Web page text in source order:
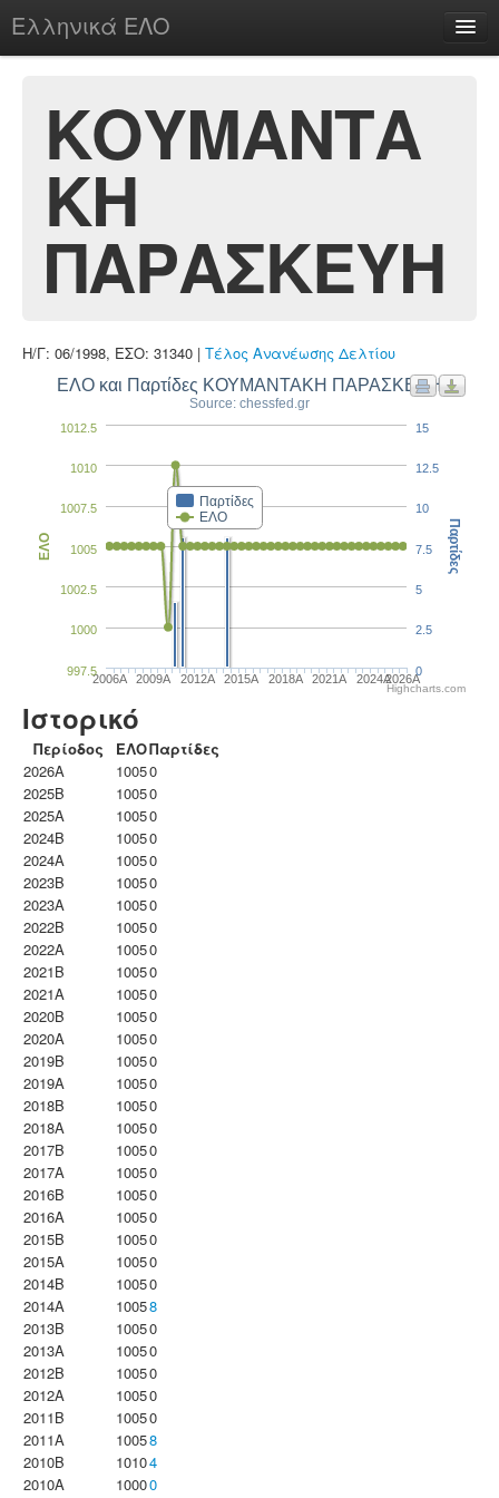
Ελληνικά ΕΛΟ
chesstu.be @ discord
Login
ΚΟΥΜΑΝΤΑ
ΚΗ
ΠΑΡΑΣΚΕΥΗ
Η/Γ: 06/1998, ΕΣΟ: 31340 | Τέλος Ανανέωσης Δελτίου
ΕΛΟ και Παρτίδες ΚΟΥΜΑΝΤΑΚΗ ΠΑΡΑΣΚΕΥΗ
Source: chessfed.gr
Παρτίδες
ΕΛΟ
2006A 2009A 2012A 2015A 2018A 2021A 2024A2026A
997.5
1000
1002.5
1005
1007.5
1010
1012.5
ΕΛΟ
0
10
2.5
5
7.5
12.5
15
Παρτίδες
Highcharts.com
Ιστορικό
Περίοδος ΕΛΟΠαρτίδες
2026A
10050
2025B
10050
2025A
10050
2024B
10050
2024A
10050
2023B
10050
2023Α
10050
2022B
10050
2022A
10050
2021B
10050
2021A
10050
2020B
10050
2020A
10050
2019B
10050
2019A
10050
2018B
10050
2018A
10050
2017B
10050
2017A
10050
2016B
10050
2016A
10050
2015B
10050
2015A
10050
2014B
10050
2014A
10058
2013B
10050
2013A
10050
2012B
10050
2012A
10050
2011B
10050
2011A
10058
2010B
10104
2010A
10000